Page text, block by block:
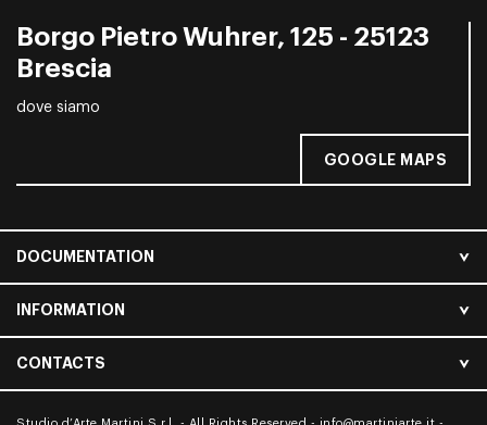
Borgo Pietro Wuhrer, 125 - 25123
Brescia
dove siamo
GOOGLE MAPS
DOCUMENTATION
INFORMATION
CONTACTS